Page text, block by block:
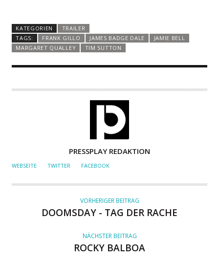
KATEGORIEN
TRAILER
TAGS:
FRANK GILLO JAMES BADGE DALE
JAMIE BELL
MARGARET QUALLEY
TIM SUTTON
U
O
PRESSPLAY REDAKTION
WEBSEITE TWITTER FACEBOOK
VORHERIGER BEITRAG
DOOMSDAY - TAG DER RACHE
NÄCHSTER BEITRAG
ROCKY BALBOA